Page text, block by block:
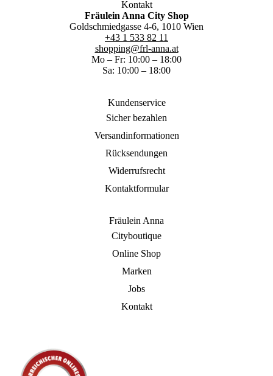
Kontakt
Fräulein Anna City Shop
Goldschmiedgasse 4-6, 1010 Wien
+43 1 533 82 11
shopping@frl-anna.at
Mo – Fr: 10:00 – 18:00
Sa: 10:00 – 18:00
Kundenservice
Sicher bezahlen
Versandinformationen
Rücksendungen
Widerrufsrecht
Kontaktformular
Fräulein Anna
Cityboutique
Online Shop
Marken
Jobs
Kontakt